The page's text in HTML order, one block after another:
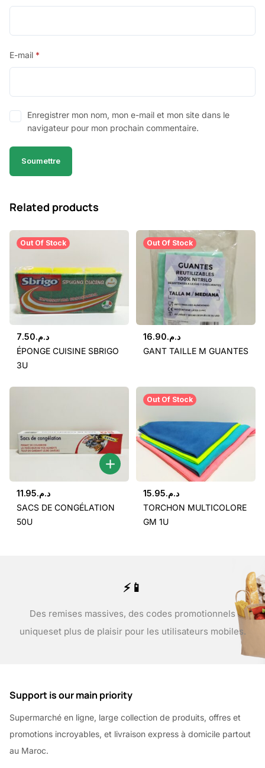
E-mail *
Enregistrer mon nom, mon e-mail et mon site dans le
navigateur pour mon prochain commentaire.
Related products
Out Of Stock
د.م.7.50
ÉPONGE CUISINE SBRIGO
3U
Out Of Stock
د.م.16.90
GANT TAILLE M GUANTES
د.م.11.95
SACS DE CONGÉLATION
50U
Out Of Stock
د.م.15.95
TORCHON MULTICOLORE
GM 1U
⚡📱
Des remises massives, des codes promotionnels
uniqueset plus de plaisir pour les utilisateurs mobiles.
Support is our main priority
Supermarché en ligne, large collection de produits, offres et
promotions incroyables, et livraison express à domicile partout
au Maroc.